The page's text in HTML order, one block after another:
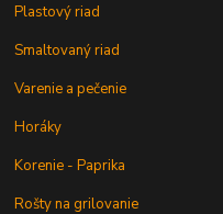
Plastový riad
Smaltovaný riad
Varenie a pečenie
Horáky
Korenie - Paprika
Rošty na grilovanie